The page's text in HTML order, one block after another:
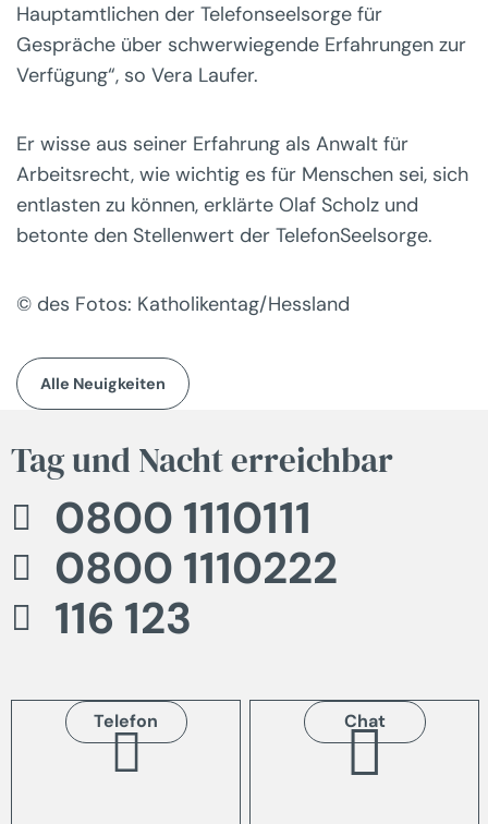
Hauptamtlichen der Telefonseelsorge für
Gespräche über schwerwiegende Erfahrungen zur
Verfügung“, so Vera Laufer.
Er wisse aus seiner Erfahrung als Anwalt für
Arbeitsrecht, wie wichtig es für Menschen sei, sich
entlasten zu können, erklärte Olaf Scholz und
betonte den Stellenwert der TelefonSeelsorge.
© des Fotos: Katholikentag/Hessland
Alle Neuigkeiten
Tag und Nacht erreichbar
0800 1110111
0800 1110222
116 123
Telefon Chat